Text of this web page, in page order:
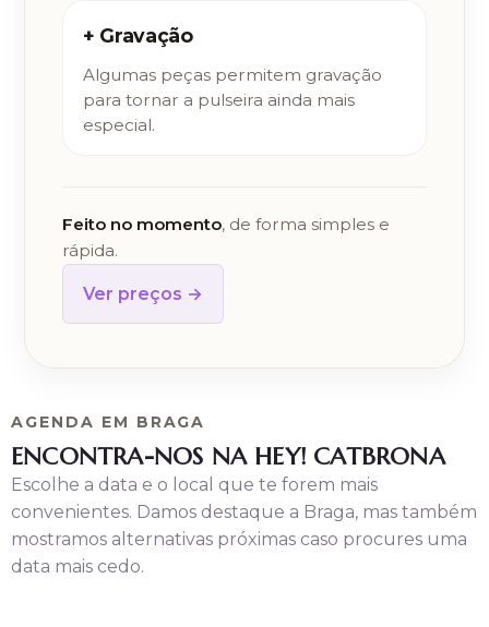
+ Gravação
Algumas peças permitem gravação
para tornar a pulseira ainda mais
especial.
Feito no momento, de forma simples e
rápida.
Ver preços →
AGENDA EM BRAGA
ENCONTRA-NOS NA HEY! CATBRONA
Escolhe a data e o local que te forem mais
convenientes. Damos destaque a Braga, mas também
mostramos alternativas próximas caso procures uma
data mais cedo.